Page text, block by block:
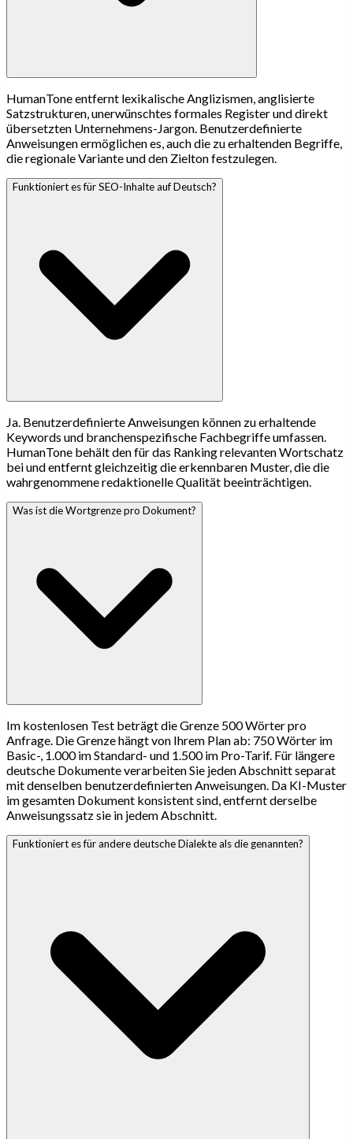
HumanTone entfernt lexikalische Anglizismen, anglisierte
Satzstrukturen, unerwünschtes formales Register und direkt
übersetzten Unternehmens-Jargon. Benutzerdefinierte
Anweisungen ermöglichen es, auch die zu erhaltenden Begriffe,
die regionale Variante und den Zielton festzulegen.
Funktioniert es für SEO-Inhalte auf Deutsch?
Ja. Benutzerdefinierte Anweisungen können zu erhaltende
Keywords und branchenspezifische Fachbegriffe umfassen.
HumanTone behält den für das Ranking relevanten Wortschatz
bei und entfernt gleichzeitig die erkennbaren Muster, die die
wahrgenommene redaktionelle Qualität beeinträchtigen.
Was ist die Wortgrenze pro Dokument?
Im kostenlosen Test beträgt die Grenze 500 Wörter pro
Anfrage. Die Grenze hängt von Ihrem Plan ab: 750 Wörter im
Basic-, 1.000 im Standard- und 1.500 im Pro-Tarif. Für längere
deutsche Dokumente verarbeiten Sie jeden Abschnitt separat
mit denselben benutzerdefinierten Anweisungen. Da KI-Muster
im gesamten Dokument konsistent sind, entfernt derselbe
Anweisungssatz sie in jedem Abschnitt.
Funktioniert es für andere deutsche Dialekte als die genannten?